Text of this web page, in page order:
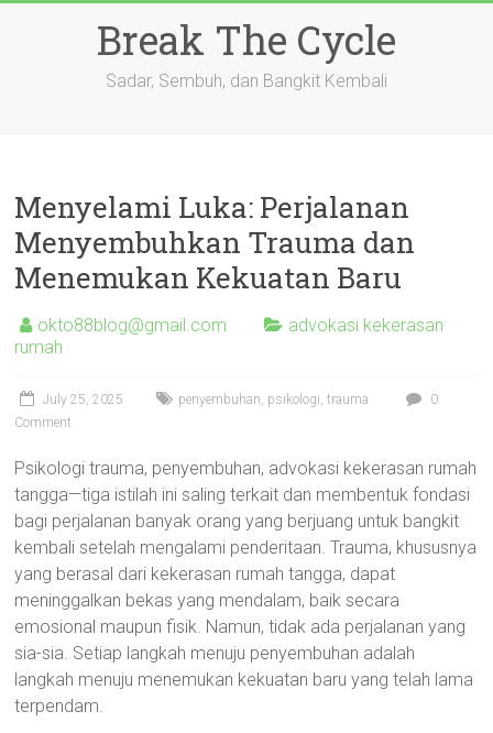
Break The Cycle
Sadar, Sembuh, dan Bangkit Kembali
Menyelami Luka: Perjalanan
Menyembuhkan Trauma dan
Menemukan Kekuatan Baru
okto88blog@gmail.com
advokasi kekerasan
rumah
July 25, 2025 penyembuhan, psikologi,trauma
0
Comment
Psikologi trauma, penyembuhan, advokasi kekerasan rumah
tangga—tiga istilah ini saling terkait dan membentuk fondasi
bagi perjalanan banyak orang yang berjuang untuk bangkit
kembali setelah mengalami penderitaan. Trauma, khususnya
yang berasal dari kekerasan rumah tangga, dapat
meninggalkan bekas yang mendalam, baik secara
emosional maupun fisik. Namun, tidak ada perjalanan yang
sia-sia. Setiap langkah menuju penyembuhan adalah
langkah menuju menemukan kekuatan baru yang telah lama
terpendam.